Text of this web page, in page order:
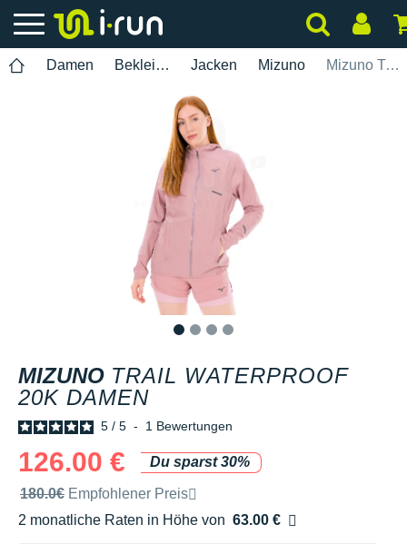
Damen Bekleidung Jacken Mizuno Mizuno Trail Waterproof 20K Damen
MIZUNO TRAIL WATERPROOF
20K DAMEN
5 / 5 - 1 Bewertungen
126.00 €
Du sparst 30%
Unverbindliche Preisempfehlung der Marke
180.0€ Empfohlener Preis
2 monatliche Raten in Höhe von 63.00 €
Ohne Zusatzkosten